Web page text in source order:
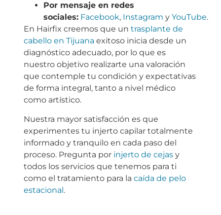
Por mensaje en redes
sociales: Facebook, Instagram y YouTube.
En Hairfix creemos que un trasplante de
cabello en Tijuana exitoso inicia desde un
diagnóstico adecuado, por lo que es
nuestro objetivo realizarte una valoración
que contemple tu condición y expectativas
de forma integral, tanto a nivel médico
como artístico.
Nuestra mayor satisfacción es que
experimentes tu injerto capilar totalmente
informado y tranquilo en cada paso del
proceso. Pregunta por injerto de cejas y
todos los servicios que tenemos para ti
como el tratamiento para la caída de pelo
estacional.